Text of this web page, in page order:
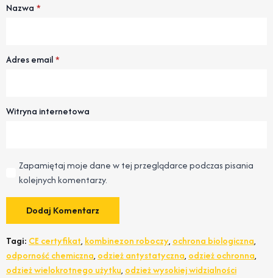
Nazwa *
Adres email*
Witryna internetowa
Zapamiętaj moje dane w tej przeglądarce podczas pisania
kolejnych komentarzy.
Tagi: CE certyfikat, kombinezon roboczy, ochrona biologiczna,
odporność chemiczna, odzież antystatyczna, odzież ochronna,
odzież wielokrotnego użytku, odzież wysokiej widzialności